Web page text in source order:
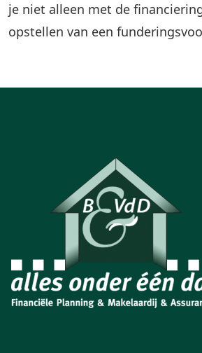
je niet alleen met de
opstellen van een